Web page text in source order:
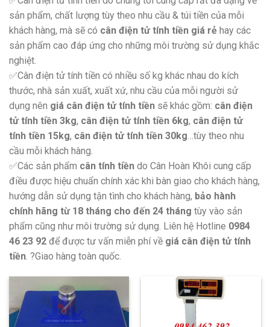
sản phẩm, chất lượng tùy theo nhu cầu & túi tiền của mỗi
khách hàng, mà sẽ có cân điện tử tính tiền giá rẻ hay các
sản phẩm cao đáp ứng cho những môi trường sử dụng khắc
nghiệt.
✅Cân điện tử tính tiền có nhiều số kg khác nhau do kích
thước, nhà sản xuất, xuất xứ, nhu cầu của mỗi người sử
dụng nên giá cân điện tử tính tiền sẽ khác gồm: cân điện
tử tính tiền 3kg, cân điện tử tính tiền 6kg, cân điện tử
tính tiền 15kg, cân điện tử tính tiền 30kg…tùy theo nhu
cầu mỗi khách hàng.
✅Các sản phẩm cân tính tiền do Cân Hoàn Khôi cung cấp
điều được hiệu chuẩn chính xác khi bàn giao cho khách hàng,
hướng dẫn sử dụng tận tình cho khách hàng, bảo hành
chính hãng từ 18 tháng cho đến 24 tháng tùy vào sản
phẩm cũng như môi trường sử dụng. Liên hệ Hotline 0984
46 23 92 để được tư vấn miễn phí về giá cân điện tử tính
tiền. ?Giao hàng toàn quốc.